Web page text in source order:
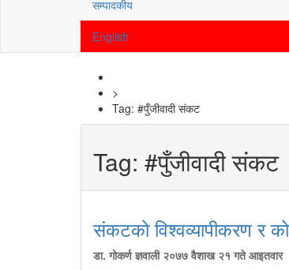
सम्पादकीय
English
>
Tag: #पुँजीवादी संकट
Tag: #पुँजीवादी संकट
संकटको विश्वव्यापीकरण र
डा. गोकर्ण ज्ञवाली २०७७ वैशाख २१ गते आइतवार